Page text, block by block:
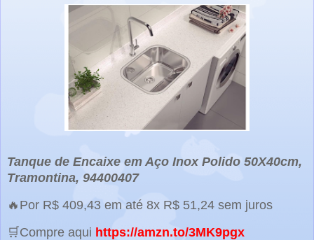
Tanque de Encaixe em Aço Inox Polido 50X40cm,
Tramontina, 94400407
🔥Por R$ 409,43 em até 8x R$ 51,24 sem juros
🛒Compre aqui https://amzn.to/3MK9pgx